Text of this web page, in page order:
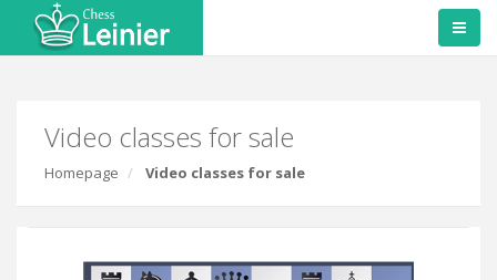
Video classes for sale
Homepage Video classes for sale